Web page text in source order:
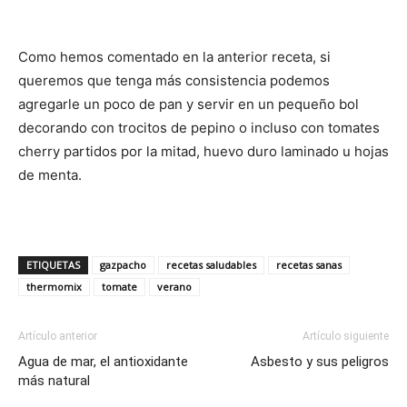
Como hemos comentado en la anterior receta, si
queremos que tenga más consistencia podemos
agregarle un poco de pan y servir en un pequeño bol
decorando con trocitos de pepino o incluso con tomates
cherry partidos por la mitad, huevo duro laminado u hojas
de menta.
ETIQUETAS gazpacho recetas saludables
recetas sanas
thermomix
tomate verano
Artículo anterior
Agua de mar, el antioxidante
más natural
Artículo siguiente
Asbesto y sus peligros